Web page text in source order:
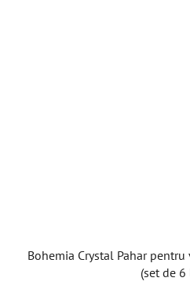
Bohemia Crystal Pahar
(set de 6